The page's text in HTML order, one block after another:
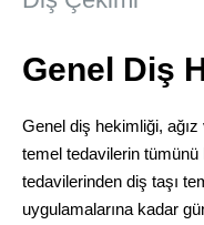
Genel Diş
Genel diş hekimliği, ağız
temel tedavilerin tümünü
tedavilerinden diş taşı
uygulamalarına kadar